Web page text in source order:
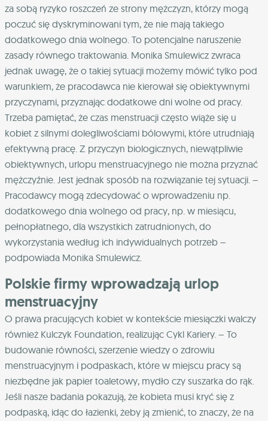
za sobą ryzyko roszczeń ze strony mężczyzn, którzy mogą
poczuć się dyskryminowani tym, że nie mają takiego
dodatkowego dnia wolnego. To potencjalne naruszenie
zasady równego traktowania. Monika Smulewicz zwraca
jednak uwagę, że o takiej sytuacji możemy mówić tylko pod
warunkiem, że pracodawca nie kierował się obiektywnymi
przyczynami, przyznając dodatkowe dni wolne od pracy.
Trzeba pamiętać, że czas menstruacji często wiąże się u
kobiet z silnymi dolegliwościami bólowymi, które utrudniają
efektywną pracę. Z przyczyn biologicznych, niewątpliwie
obiektywnych, urlopu menstruacyjnego nie można przyznać
mężczyźnie. Jest jednak sposób na rozwiązanie tej sytuacji. –
Pracodawcy mogą zdecydować o wprowadzeniu np.
dodatkowego dnia wolnego od pracy, np. w miesiącu,
pełnopłatnego, dla wszystkich zatrudnionych, do
wykorzystania według ich indywidualnych potrzeb –
podpowiada Monika Smulewicz.
Polskie firmy wprowadzają urlop
menstruacyjny
O prawa pracujących kobiet w kontekście miesiączki walczy
również Kulczyk Foundation, realizując Cykl Kariery. – To
budowanie równości, szerzenie wiedzy o zdrowiu
menstruacyjnym i podpaskach, które w miejscu pracy są
niezbędne jak papier toaletowy, mydło czy suszarka do rąk.
Jeśli nasze badania pokazują, że kobieta musi kryć się z
podpaską, idąc do łazienki, żeby ją zmienić, to znaczy, że na